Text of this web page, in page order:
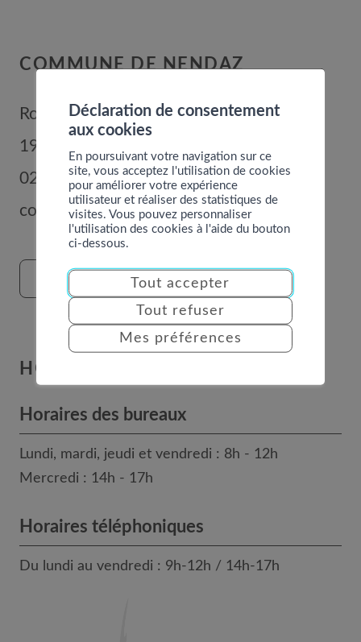
COMMUNE DE NENDAZ
Route de Nendaz 352
1996
027 289 56 00
commune@nendaz.org
FORMULAIRE DE CONTACT
HORAIRES
Horaires des bureaux
Lundi, mardi, jeudi et vendredi : 8h - 12h
Mercredi : 14h - 17h
Horaires téléphoniques
Du lundi au vendredi : 9h-12h / 14h-17h
Déclaration de consentement
aux cookies
En poursuivant votre navigation sur ce
site, vous acceptez l'utilisation de cookies
pour améliorer votre expérience
utilisateur et réaliser des statistiques de
visites. Vous pouvez personnaliser
l'utilisation des cookies à l'aide du bouton
ci-dessous.
Tout accepter
Tout refuser
Mes préférences